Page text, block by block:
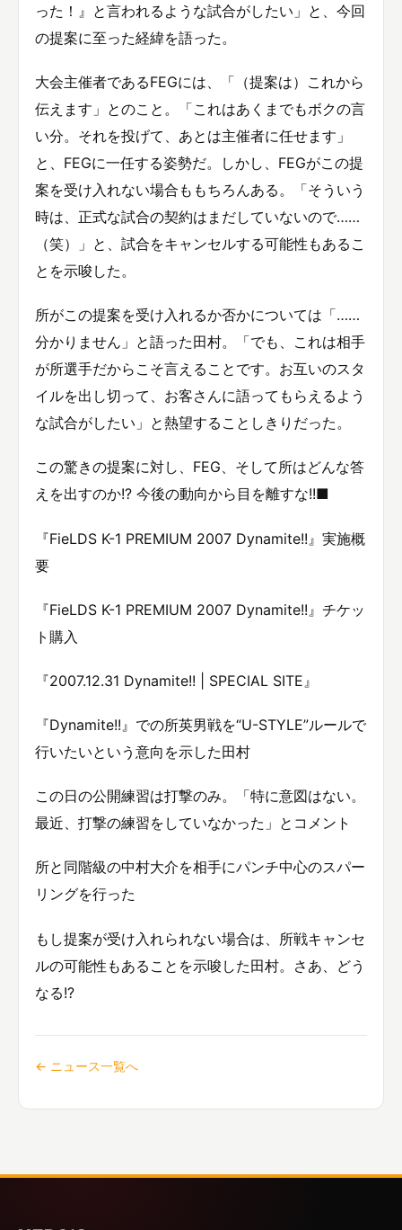
った！』と言われるような試合がしたい」と、今回
の提案に至った経緯を語った。
大会主催者であるFEGには、「（提案は）これから
伝えます」とのこと。「これはあくまでもボクの言
い分。それを投げて、あとは主催者に任せます」
と、FEGに一任する姿勢だ。しかし、FEGがこの提
案を受け入れない場合ももちろんある。「そういう
時は、正式な試合の契約はまだしていないので……
（笑）」と、試合をキャンセルする可能性もあるこ
とを示唆した。
所がこの提案を受け入れるか否かについては「……
分かりません」と語った田村。「でも、これは相手
が所選手だからこそ言えることです。お互いのスタ
イルを出し切って、お客さんに語ってもらえるよう
な試合がしたい」と熱望することしきりだった。
この驚きの提案に対し、FEG、そして所はどんな答
えを出すのか!? 今後の動向から目を離すな!!■
『FieLDS K-1 PREMIUM 2007 Dynamite!!』実施概
要
『FieLDS K-1 PREMIUM 2007 Dynamite!!』チケッ
ト購入
『2007.12.31 Dynamite!! | SPECIAL SITE』
『Dynamite!!』での所英男戦を“U-STYLE”ルールで
行いたいという意向を示した田村
この日の公開練習は打撃のみ。「特に意図はない。
最近、打撃の練習をしていなかった」とコメント
所と同階級の中村大介を相手にパンチ中心のスパー
リングを行った
もし提案が受け入れられない場合は、所戦キャンセ
ルの可能性もあることを示唆した田村。さあ、どう
なる!?
← ニュース一覧へ